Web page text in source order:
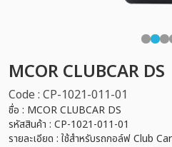
MCOR CLUBCAR DS
Code : CP-1021-011-01
ชื่อ : MCOR CLUBCAR DS
รหัสสินค้า : CP-1021-011-01
รายละเอียด : ใช้สำหรับรถกอล์ฟ Club